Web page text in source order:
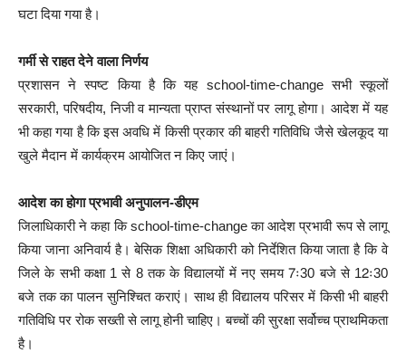
घटा दिया गया है।
गर्मी से राहत देने वाला निर्णय
प्रशासन ने स्पष्ट किया है कि यह school-time-change सभी स्कूलों
सरकारी, परिषदीय, निजी व मान्यता प्राप्त संस्थानों पर लागू होगा। आदेश में यह
भी कहा गया है कि इस अवधि में किसी प्रकार की बाहरी गतिविधि जैसे खेलकूद या
खुले मैदान में कार्यक्रम आयोजित न किए जाएं।
आदेश का होगा प्रभावी अनुपालन-डीएम
जिलाधिकारी ने कहा कि school-time-change का आदेश प्रभावी रूप से लागू
किया जाना अनिवार्य है। बेसिक शिक्षा अधिकारी को निर्देशित किया जाता है कि वे
जिले के सभी कक्षा 1 से 8 तक के विद्यालयों में नए समय 7ः30 बजे से 12ः30
बजे तक का पालन सुनिश्चित कराएं। साथ ही विद्यालय परिसर में किसी भी बाहरी
गतिविधि पर रोक सख्ती से लागू होनी चाहिए। बच्चों की सुरक्षा सर्वोच्च प्राथमिकता
है।